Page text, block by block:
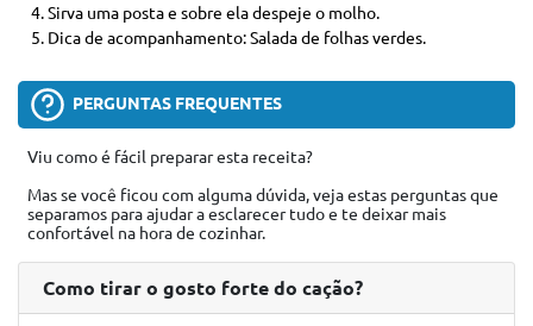
Sirva uma posta e sobre ela despeje o molho.
Dica de acompanhamento: Salada de folhas verdes.
PERGUNTAS FREQUENTES
Viu como é fácil preparar esta receita?
Mas se você ficou com alguma dúvida, veja estas perguntas que
separamos para ajudar a esclarecer tudo e te deixar mais
confortável na hora de cozinhar.
Como tirar o gosto forte do cação?